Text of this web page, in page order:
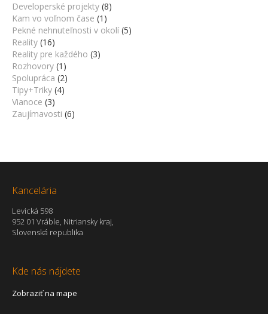
Developerské projekty (8)
Kam vo voľnom čase (1)
Pekné nehnuteľnosti v okolí (5)
Reality (16)
Reality pre každého (3)
Rozhovory (1)
Spolupráca (2)
Tipy+Triky (4)
Vianoce (3)
Zaujímavosti (6)
Kancelária
Levická 598
952 01 Vráble, Nitriansky kraj,
Slovenská republika
Kde nás nájdete
Zobraziť na mape